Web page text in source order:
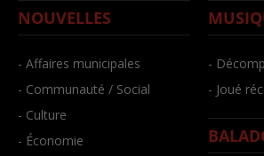
NOUVELLES
- Affaires municipales
- Communauté / Social
- Culture
- Économie
-
- Joué